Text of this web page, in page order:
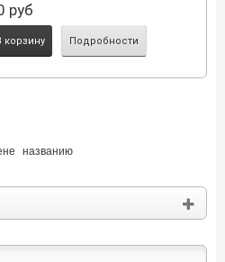
руб
Подробности
названию